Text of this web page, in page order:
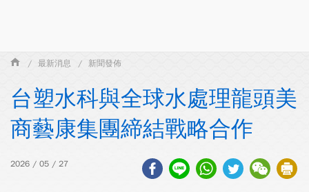
最新消息 新聞發佈
台塑水科與全球水處理龍頭美
商藝康集團締結戰略合作
2026 / 05 / 27